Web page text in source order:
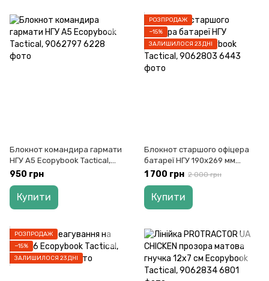
Блокнот командира гармати
НГУ А5 Ecopybook Tactical,
9062797
950 грн
Купити
РОЗПРОДАЖ
−15%
ЗАЛИШИЛОСЯ 23 ДНІ
Блокнот старшого офіцера
батареї НГУ 190х269 мм
Ecopybook Tactical, 9062803
1 700 грн 2 000 грн
Купити
РОЗПРОДАЖ
−15%
ЗАЛИШИЛОСЯ 23 ДНІ